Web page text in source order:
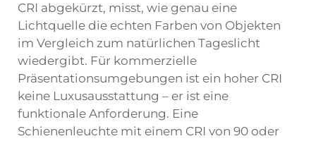
CRI abgekürzt, misst, wie genau eine
Lichtquelle die echten Farben von Objekten
im Vergleich zum natürlichen Tageslicht
wiedergibt. Für kommerzielle
Präsentationsumgebungen ist ein hoher CRI
keine Luxusausstattung – er ist eine
funktionale Anforderung. Eine
Schienenleuchte mit einem CRI von 90 oder